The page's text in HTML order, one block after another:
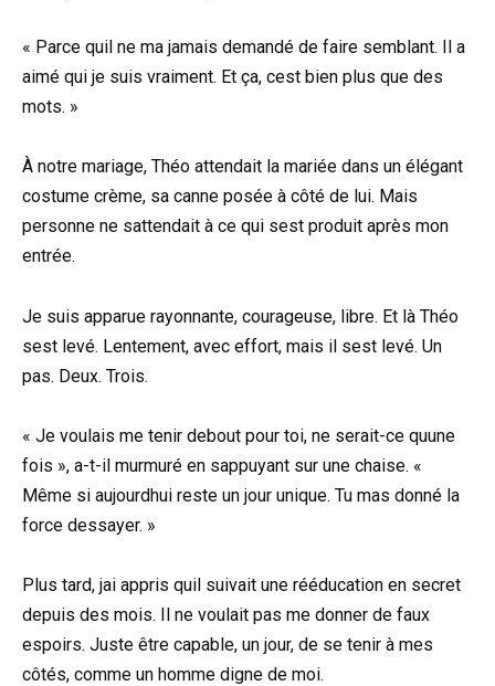
« Parce quil ne ma jamais demandé de faire semblant. Il a
aimé qui je suis vraiment. Et ça, cest bien plus que des
mots. »
À notre mariage, Théo attendait la mariée dans un élégant
costume crème, sa canne posée à côté de lui. Mais
personne ne sattendait à ce qui sest produit après mon
entrée.
Je suis apparue rayonnante, courageuse, libre. Et là Théo
sest levé. Lentement, avec effort, mais il sest levé. Un
pas. Deux. Trois.
« Je voulais me tenir debout pour toi, ne serait-ce quune
fois », a-t-il murmuré en sappuyant sur une chaise. «
Même si aujourdhui reste un jour unique. Tu mas donné la
force dessayer. »
Plus tard, jai appris quil suivait une rééducation en secret
depuis des mois. Il ne voulait pas me donner de faux
espoirs. Juste être capable, un jour, de se tenir à mes
côtés, comme un homme digne de moi.